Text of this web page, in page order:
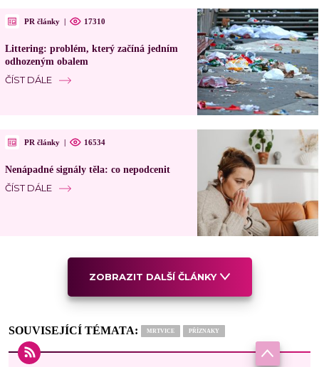
PR články | 17310
Littering: problém, který začíná jedním
odhozeným obalem
ČÍST DÁLE
PR články | 16534
Nenápadné signály těla: co nepodcenit
ČÍST DÁLE
ZOBRAZIT DALŠÍ ČLÁNKY
SOUVISEJÍCÍ TÉMATA: MRTVICE PŘÍZNAKY